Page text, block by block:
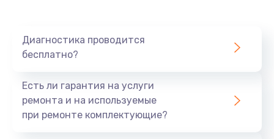
Диагностика проводится
бесплатно?
Есть ли гарантия на услуги
ремонта и на используемые
при ремонте комплектующие?